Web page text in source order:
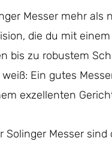
Messer mehr als
die du mit
bis zu robustem
Ein gutes
exzellenten
Solinger Messer